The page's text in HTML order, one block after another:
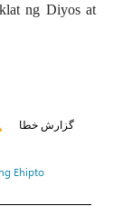
ng Diyos at
گزارش خطا
Ehipto